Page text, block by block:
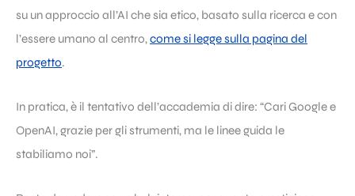
su un approccio all’AI che sia etico, basato sulla ricerca e con
l’essere umano al centro,come si legge sulla pagina del
progetto.
In pratica, è il tentativo dell’accademia di dire: “Cari Google e
OpenAI, grazie per gli strumenti, ma le linee guida le
stabiliamo noi”.